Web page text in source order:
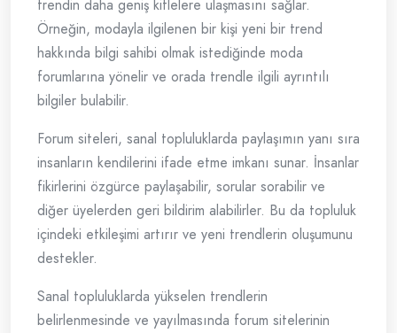
trendin daha geniş kitlelere ulaşmasını sağlar.
Örneğin, modayla ilgilenen bir kişi yeni bir trend
hakkında bilgi sahibi olmak istediğinde moda
forumlarına yönelir ve orada trendle ilgili ayrıntılı
bilgiler bulabilir.
Forum siteleri, sanal topluluklarda paylaşımın yanı sıra
insanların kendilerini ifade etme imkanı sunar. İnsanlar
fikirlerini özgürce paylaşabilir, sorular sorabilir ve
diğer üyelerden geri bildirim alabilirler. Bu da topluluk
içindeki etkileşimi artırır ve yeni trendlerin oluşumunu
destekler.
Sanal topluluklarda yükselen trendlerin
belirlenmesinde ve yayılmasında forum sitelerinin